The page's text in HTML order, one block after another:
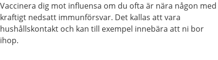
Vaccinera dig mot influensa om du ofta är nära någon med
kraftigt nedsatt immunförsvar. Det kallas att vara
hushållskontakt och kan till exempel innebära att ni bor
ihop.